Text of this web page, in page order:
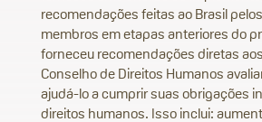
recomendações feitas ao Brasil
membros em etapas anteriores do
forneceu recomendações diretas
Conselho de Direitos Humanos
ajudá-lo a cumprir suas obrigações
direitos humanos. Isso inclui: